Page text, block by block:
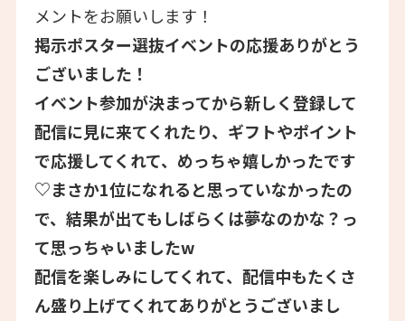
メントをお願いします！
掲示ポスター選抜イベントの応援ありがとう
ございました！
イベント参加が決まってから新しく登録して
配信に見に来てくれたり、ギフトやポイント
で応援してくれて、めっちゃ嬉しかったです
♡まさか1位になれると思っていなかったの
で、結果が出てもしばらくは夢なのかな？っ
て思っちゃいましたw
配信を楽しみにしてくれて、配信中もたくさ
ん盛り上げてくれてありがとうございまし